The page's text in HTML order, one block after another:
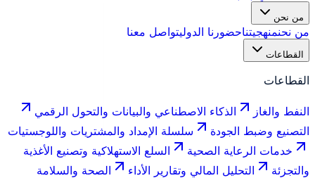
من نحن
من نحنمنهجيتناحضورنا الدوليتواصل معنا
القطاعات
القطاعات
النفط والغاز
الذكاء الاصطناعي والبيانات والتحول الرقمي
التصنيع وضبط الجودة
سلسلة الإمداد والمشتريات واللوجستيات
خدمات الرعاية الصحية
السلع الاستهلاكية وتصنيع الأغذية
والتجزئة
التحليل المالي وتقارير الأداء
الصحة والسلامة